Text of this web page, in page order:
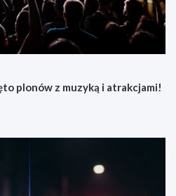
plonów z muzyką i atrakcjami!